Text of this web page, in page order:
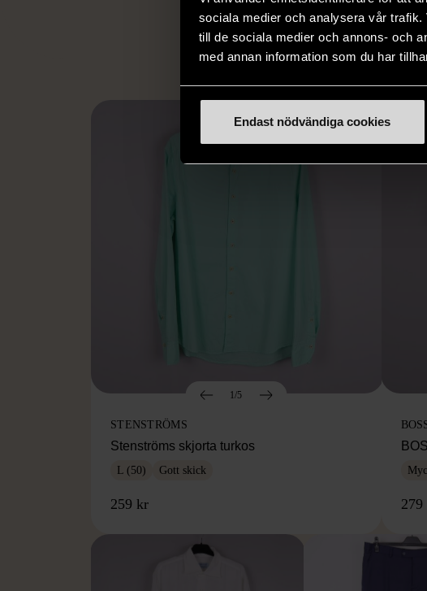
sociala medier och analysera vår
till de sociala medier och annons- och
med annan information som du har
Endast nödvändiga cookies
eller annat sätt.
1/5
STENSTRÖMS
Stenströms skjorta turkos
L (50) Gott skick
259 kr 279